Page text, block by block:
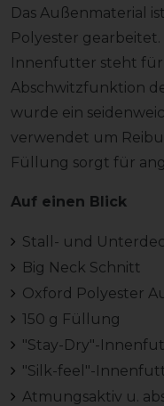
Das Außenmaterial
Polyester gearbeitet.
Innenfutter steht für
Abschwitzfunktion
wurde ein
verwendet um
Füllung sorgt für
Auf einen Blick
Stall- und
Big Neck Schnitt
Oxford Polyester
150 g Füllung
"Stay-Dry"-
"Silk-feel"-
Atmungsaktiv u.